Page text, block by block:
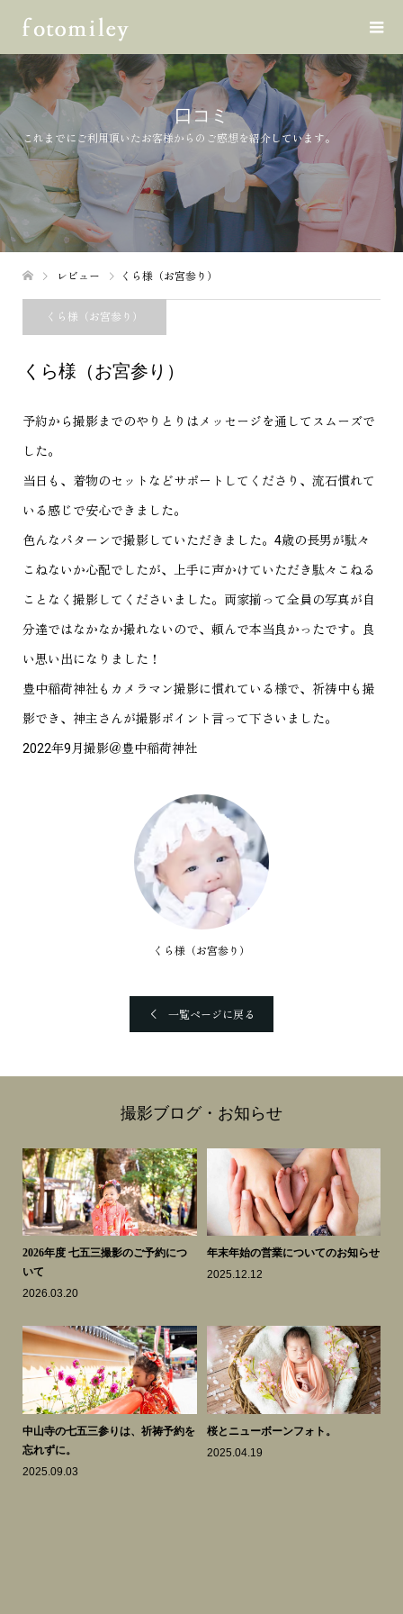
口コミ
これまでにご利用頂いたお客様からのご感想を紹介しています。
レビュー くら様（お宮参り）
くら様（お宮参り）
くら様（お宮参り）
予約から撮影までのやりとりはメッセージを通してスムーズで
した。
当日も、着物のセットなどサポートしてくださり、流石慣れて
いる感じで安心できました。
色んなパターンで撮影していただきました。4歳の長男が駄々
こねないか心配でしたが、上手に声かけていただき駄々こねる
ことなく撮影してくださいました。両家揃って全員の写真が自
分達ではなかなか撮れないので、頼んで本当良かったです。良
い思い出になりました！
豊中稲荷神社もカメラマン撮影に慣れている様で、祈祷中も撮
影でき、神主さんが撮影ポイント言って下さいました。
2022年9月撮影＠豊中稲荷神社
くら様（お宮参り）
一覧ページに戻る
撮影ブログ・お知らせ
2026年度 七五三撮影のご予約につ
いて
2026.03.20
年末年始の営業についてのお知らせ
2025.12.12
中山寺の七五三参りは、祈祷予約を
忘れずに。
2025.09.03
桜とニューボーンフォト。
2025.04.19